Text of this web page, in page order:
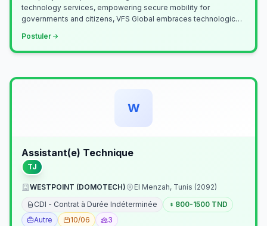
technology services, empowering secure mobility for
governments and citizens, VFS Global embraces technological
Postuler
W
Assistant(e) Technique
TJ
WESTPOINT (DOMOTECH)
El Menzah, Tunis (2092)
CDI - Contrat à Durée Indéterminée
800-1500 TND
Autre
10/06 3